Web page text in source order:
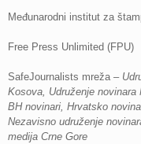
Međunarodni institut za
Free Press Unlimited (FPU)
SafeJournalists mreža –
Kosova, Udruženje novinara
BH novinari, Hrvatsko
Nezavisno udruženje
medija Crne Gore